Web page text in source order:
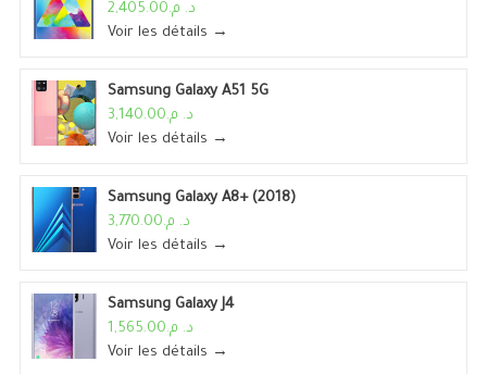
د. م.2,405.00
Voir les détails →
Samsung Galaxy A51 5G
د. م.3,140.00
Voir les détails →
Samsung Galaxy A8+ (2018)
د. م.3,770.00
Voir les détails →
Samsung Galaxy J4
د. م.1,565.00
Voir les détails →